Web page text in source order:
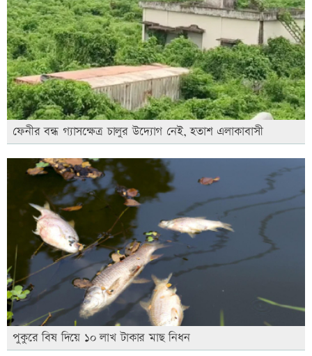
ফেনীর বন্ধ গ্যাসক্ষেত্র চালুর উদ্যোগ নেই, হতাশ এলাকাবাসী
পুকুরে বিষ দিয়ে ১০ লাখ টাকার মাছ নিধন